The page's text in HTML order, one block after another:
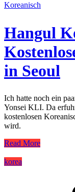
Koreanisch
Hangul
in Seoul
Ich hatte noch ein
Yonsei KLI. Da
kostenlosen
wird.
Read More
korea